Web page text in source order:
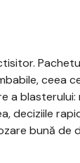
ceea
a blasterului:
deciziile
bună de